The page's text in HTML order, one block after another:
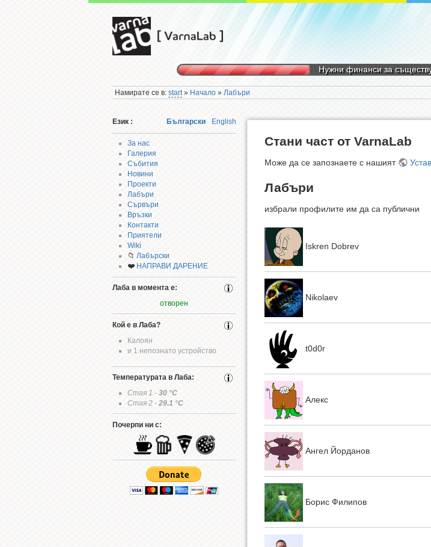
Нужни финанси за
Намирате се в:start» Начало »Лабъри
Език : Български English
За нас
Галерия
Събития
Новини
Проекти
Лабъри
Сървъри
Връзки
Контакти
Приятели
Wiki
📁 Лабърски
❤️ НАПРАВИ ДАРЕНИЕ
Лаба в момента е:
отворен
Кой е в Лаба?
Калоян
и 1 непознато устройство
Температурата в Лаба:
Стая 1 - 30°C
Стая 2 - 29.1 °C
Почерпи ни с:
Стани част от VarnaLab
Може да се запознаете с нашият Устав
Лабъри
избрали профилите им да са публични
Iskren Dobrev
Nikolaev
t0d0r
Алекс
Ангел Йорданов
Борис Филипов